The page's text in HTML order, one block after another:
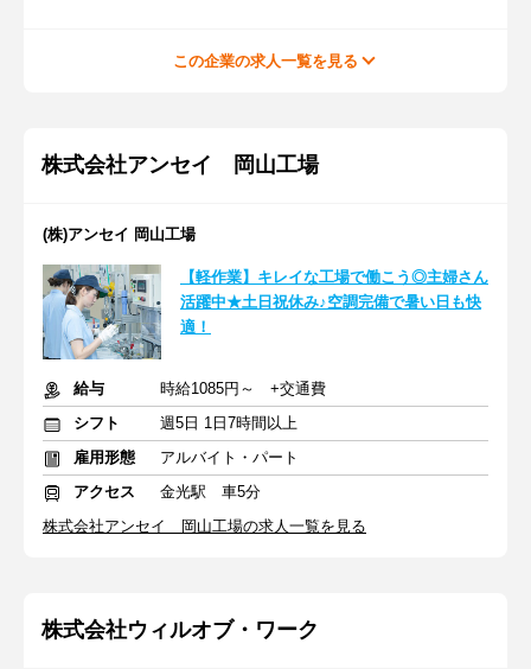
この企業の求人一覧を見る
株式会社アンセイ 岡山工場
(株)アンセイ 岡山工場
【軽作業】キレイな工場で働こう◎主婦さん
活躍中★土日祝休み♪空調完備で暑い日も快
適！
給与
時給1085円～ +交通費
シフト
週5日 1日7時間以上
雇用形態
アルバイト・パート
アクセス
金光駅 車5分
株式会社アンセイ 岡山工場の求人一覧を見る
株式会社ウィルオブ・ワーク